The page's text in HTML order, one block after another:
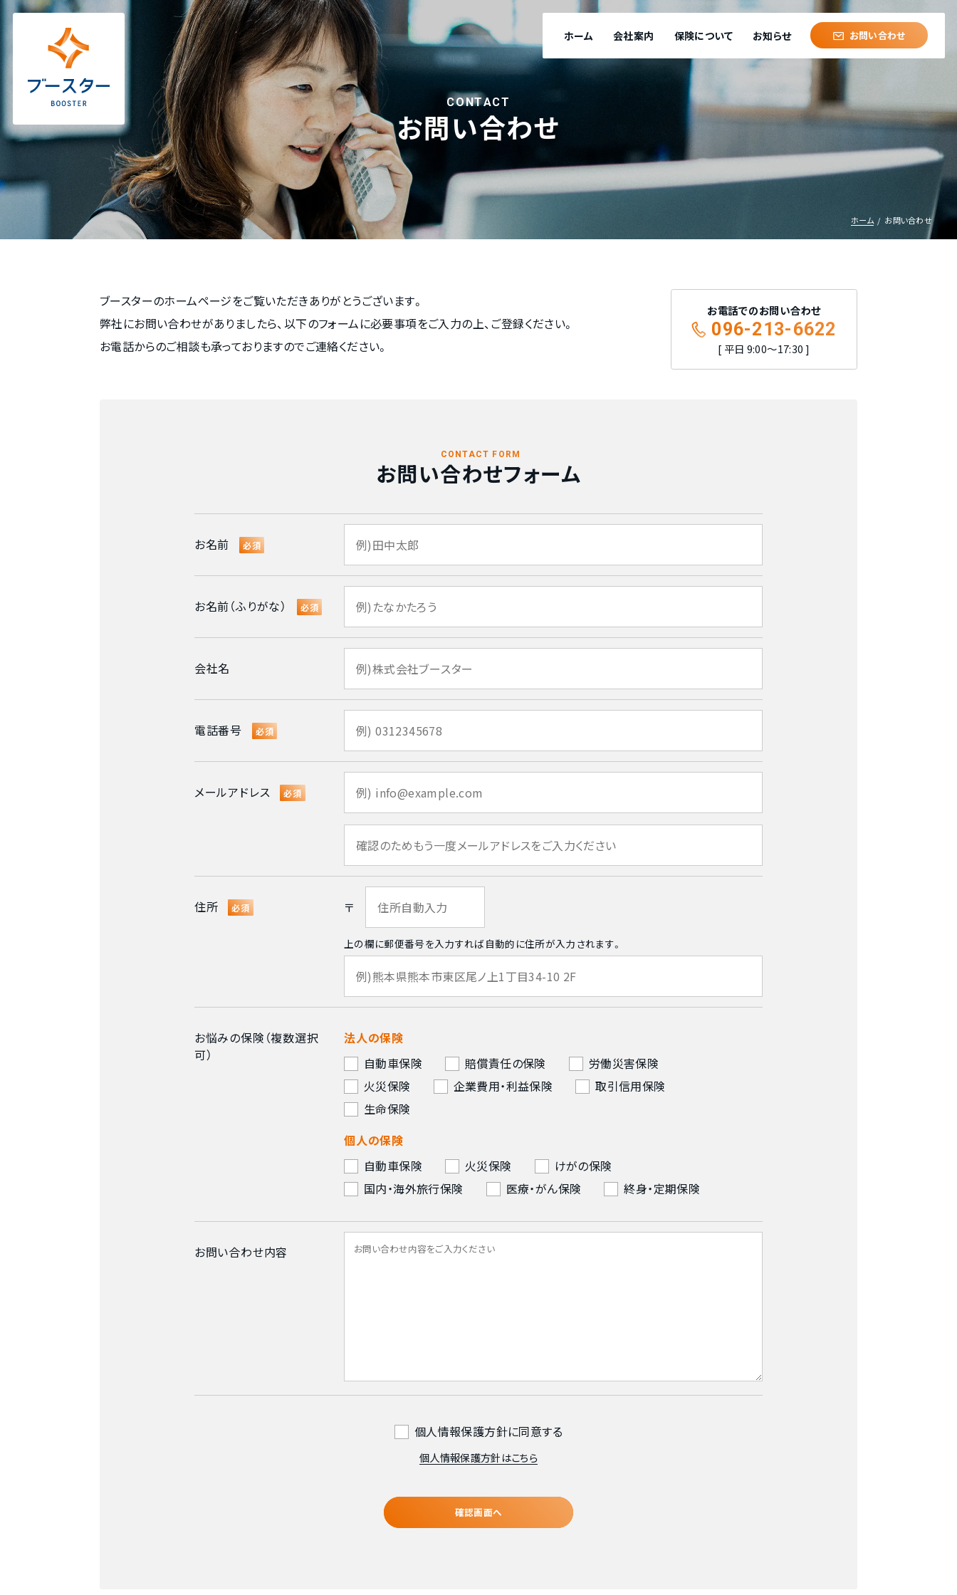
ホーム 会社案内 保険について お知らせ お問い合わせ
お問い合わせ
CONTACT
ホーム お問い合わせ
ブースターのホームページをご覧いただきありがとうございます。
弊社にお問い合わせがありましたら、以下のフォームに必要事項をご入力の上、ご登録ください。
お電話からのご相談も承っておりますのでご連絡ください。
お電話でのお問い合わせ
096-213-6622
平日 9:00〜17:30
お問い合わせフォーム
CONTACT FORM
お名前 必須
お名前（ふりがな） 必須
会社名
電話番号 必須
メールアドレス 必須
住所 必須 〒
上の欄に郵便番号を入力すれば自動的に住所が入力されます。
お悩みの保険（複数選択
可）
法人の保険
自動車保険
賠償責任の保険
労働災害保険
火災保険
企業費用・利益保険
取引信用保険
生命保険
個人の保険
自動車保険
火災保険
けがの保険
国内・海外旅行保険
医療・がん保険 終身・定期保険
お問い合わせ内容
個人情報保護方針に同意する
個人情報保護方針はこちら